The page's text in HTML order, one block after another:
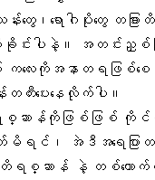
ေ၊ရောဂါပိုးတွေ တခြ
ချီခိုင်းပါနဲ့။ အတင်
ေးကိုအနာတရဖြစ်စေနိုင်ပ
တီးပေးနေလိုက်ပါ။
ာန်ကိုဖြစ်ဖြစ် ကိုင်တွယ်
ကုတ်မိရင်၊ အဲဒီအရေပြာ
း တိရစ္ဆာန် နဲ့ တစ်ယ